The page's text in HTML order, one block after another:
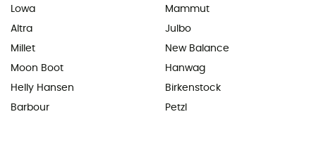
Lowa
Altra
Millet
Moon Boot
Helly Hansen
Barbour
Mammut
Julbo
New Balance
Hanwag
Birkenstock
Petzl